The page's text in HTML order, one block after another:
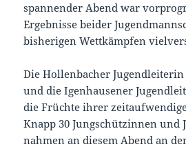
spannender Abend war
Ergebnisse beider
bisherigen Wettkämpfen
Die Hollenbacher
und die Igenhausener
die Früchte ihrer
Knapp 30 Jungschützinnen und
nahmen an diesem Abend an